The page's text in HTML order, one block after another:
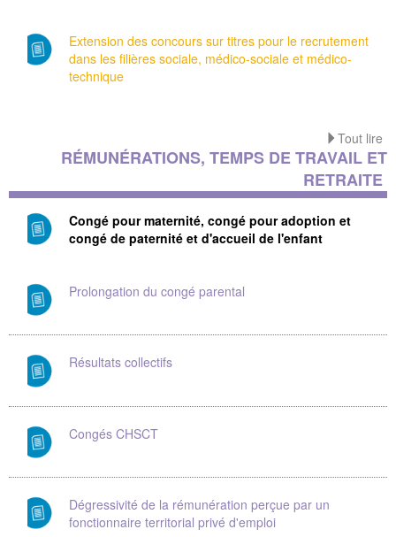
Extension des concours sur titres pour le recrutement
dans les filières sociale, médico-sociale et médico-
technique
Tout lire
RÉMUNÉRATIONS, TEMPS DE TRAVAIL ET
RETRAITE
Congé pour maternité, congé pour adoption et
congé de paternité et d'accueil de l'enfant
Prolongation du congé parental
Résultats collectifs
Congés CHSCT
Dégressivité de la rémunération perçue par un
fonctionnaire territorial privé d'emploi